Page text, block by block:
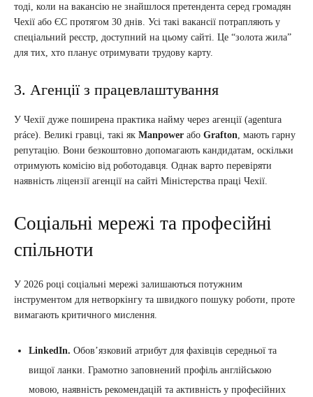
тоді, коли на вакансію не знайшлося претендента серед громадян
Чехії або ЄС протягом 30 днів. Усі такі вакансії потрапляють у
спеціальний реєстр, доступний на цьому сайті. Це “золота жила”
для тих, хто планує отримувати трудову карту.
3. Агенції з працевлаштування
У Чехії дуже поширена практика найму через агенції (agentura
práce). Великі гравці, такі як Manpower або Grafton, мають гарну
репутацію. Вони безкоштовно допомагають кандидатам, оскільки
отримують комісію від роботодавця. Однак варто перевіряти
наявність ліцензії агенції на сайті Міністерства праці Чехії.
Соціальні мережі та професійні
спільноти
У 2026 році соціальні мережі залишаються потужним
інструментом для нетворкінгу та швидкого пошуку роботи, проте
вимагають критичного мислення.
LinkedIn. Обов’язковий атрибут для фахівців середньої та
вищої ланки. Грамотно заповнений профіль англійською
мовою, наявність рекомендацій та активність у професійних